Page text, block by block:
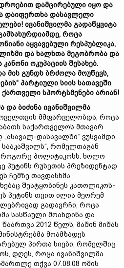
დამცირებული იყო და
დაიფერთხა დასავლელი
! ივანიშვილმა გადაწყვიტა
მდე, როცა
აყვავებული რესპუბლიკა,
და ხალხთა მეგობრობა და
კანონი ოკუპაციის შესახებ.
მის გუნდს ბრძოლა მოუწევს,
“ პარტიული სიის სათავეში
ქართველი სპორტსმენები არიან!
და ბიძინა ივანიშვილმა
მმფარველობდა, როცა
საქართველოს მთავარ
დასავალში“ ვუსვამდი
სააკაშვილს“, რომელთაგან
როგორც პოლიტიკოსს. ხოლო
პუტინს რუსეთის პრეზიდენტად
ჩემზე თავდასხმა
შეატყობინეს კათოლიკოს-
პუტინს თვით ილია მეორემ
გადავრჩი, როცა
სასწაული მოახდინა და
2012 წელს, მაშინ მიშას
მოამზადეს
პირთა სიები, რომელშიც
დღეს, როცა ივანიშვილმა
თქვა 07.08.08 ომის